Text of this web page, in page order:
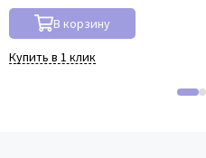
В корзину
Купить в 1 клик